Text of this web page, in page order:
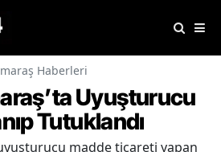
Haberleri
Uyuşturucu
Tutuklandı
madde ticareti yapan